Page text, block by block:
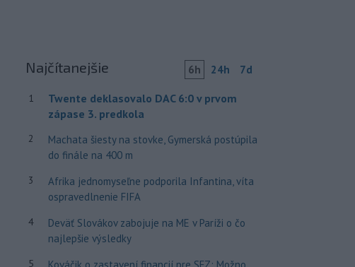
Najčítanejšie 6h 24h 7d
1
Twente deklasovalo DAC 6:0 v prvom
zápase 3. predkola
2
Machata šiesty na stovke, Gymerská postúpila
do finále na 400 m
3
Afrika jednomyseľne podporila Infantina, víta
ospravedlnenie FIFA
4
Deväť Slovákov zabojuje na ME v Paríži o čo
najlepšie výsledky
5